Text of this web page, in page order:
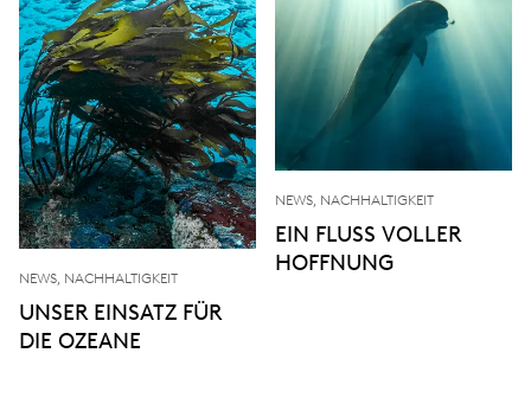
NEWS, NACHHALTIGKEIT
UNSER EINSATZ FÜR
DIE OZEANE
NEWS, NACHHALTIGKEIT
EIN FLUSS VOLLER
HOFFNUNG